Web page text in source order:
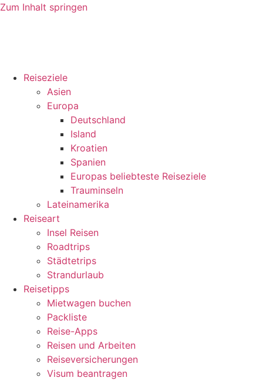
Zum Inhalt springen
Reiseziele
Asien
Europa
Deutschland
Island
Kroatien
Spanien
Europas beliebteste Reiseziele
Trauminseln
Lateinamerika
Reiseart
Insel Reisen
Roadtrips
Städtetrips
Strandurlaub
Reisetipps
Mietwagen buchen
Packliste
Reise-Apps
Reisen und Arbeiten
Reiseversicherungen
Visum beantragen